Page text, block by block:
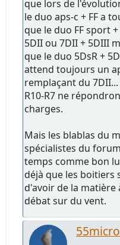
que lors de
le duo aps-c + FF a
que le duo FF sport
5DII ou 7DII + 5DIII
que le duo 5DsR +
attend toujours un
remplaçant du
R10-R7 ne
charges.
Mais les blablas du
spécialistes du
temps comme bon
déjà que les boitiers
d'avoir de la matière
débat sur du vent.
55micro